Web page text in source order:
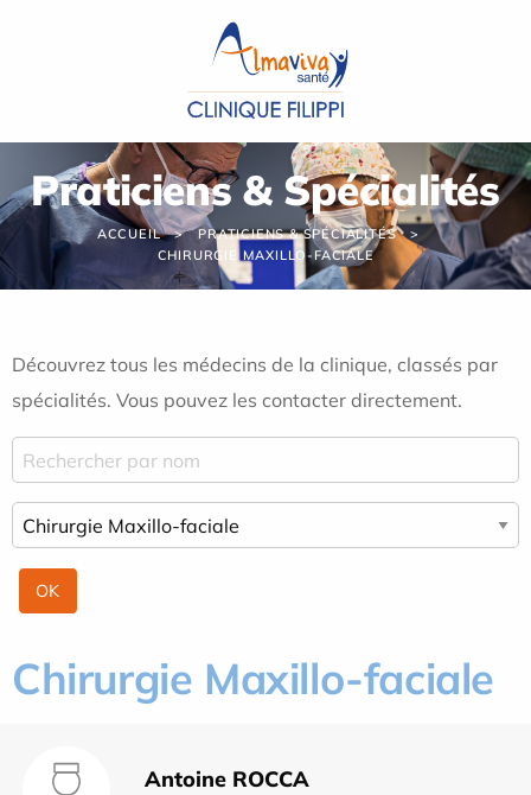
Praticiens & Spécialités
ACCUEIL
PRATICIENS & SPÉCIALITÉS
CHIRURGIE MAXILLO-FACIALE
Découvrez tous les médecins de la clinique, classés par
spécialités. Vous pouvez les contacter directement.
Chirurgie Maxillo-faciale
Antoine ROCCA